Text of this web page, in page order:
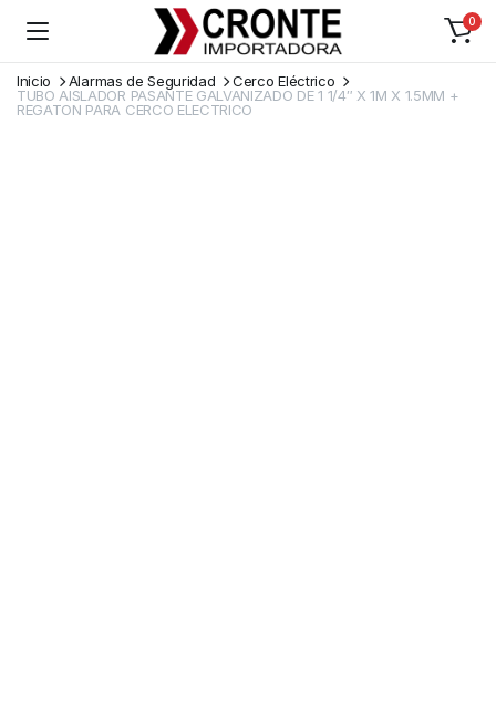
0
Inicio Alarmas de Seguridad
Cerco Eléctrico
TUBO AISLADOR PASANTE GALVANIZADO DE 1 1/4″ X 1M X 1.5MM +
REGATON PARA CERCO ELECTRICO